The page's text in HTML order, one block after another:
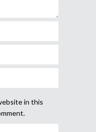
in this